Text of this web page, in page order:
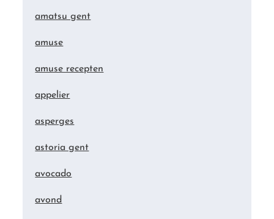
amatsu gent
amuse
amuse recepten
appelier
asperges
astoria gent
avocado
avond